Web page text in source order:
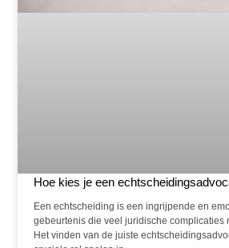
Hoe kies je een
Een echtscheiding is een ingrijpende en
gebeurtenis die veel juridische complicaties
Het vinden van de juiste